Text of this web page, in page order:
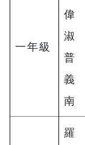
一年級
偉
淑
普
義
南
羅